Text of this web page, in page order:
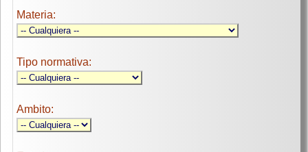
Materia:
Tipo normativa:
Ambito: